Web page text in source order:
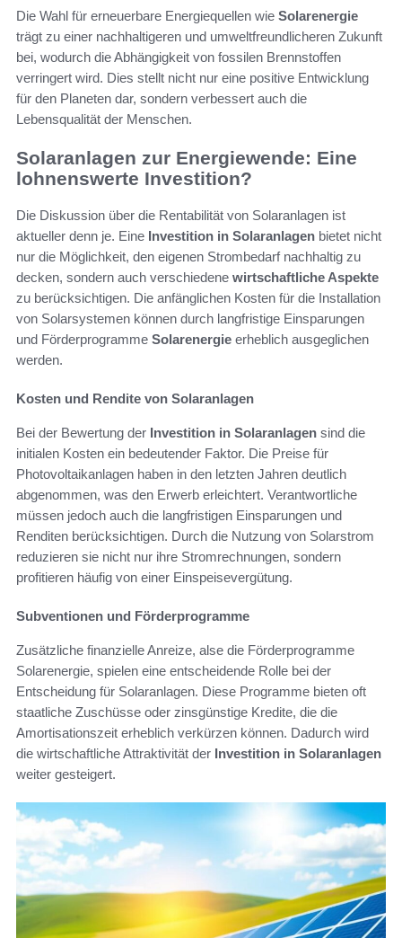
Die Wahl für erneuerbare Energiequellen wie Solarenergie
trägt zu einer nachhaltigeren und umweltfreundlicheren Zukunft
bei, wodurch die Abhängigkeit von fossilen Brennstoffen
verringert wird. Dies stellt nicht nur eine positive Entwicklung
für den Planeten dar, sondern verbessert auch die
Lebensqualität der Menschen.
Solaranlagen zur Energiewende: Eine
lohnenswerte Investition?
Die Diskussion über die Rentabilität von Solaranlagen ist
aktueller denn je. Eine Investition in Solaranlagen bietet nicht
nur die Möglichkeit, den eigenen Strombedarf nachhaltig zu
decken, sondern auch verschiedene wirtschaftliche Aspekte
zu berücksichtigen. Die anfänglichen Kosten für die Installation
von Solarsystemen können durch langfristige Einsparungen
und Förderprogramme Solarenergie erheblich ausgeglichen
werden.
Kosten und Rendite von Solaranlagen
Bei der Bewertung der Investition in Solaranlagen sind die
initialen Kosten ein bedeutender Faktor. Die Preise für
Photovoltaikanlagen haben in den letzten Jahren deutlich
abgenommen, was den Erwerb erleichtert. Verantwortliche
müssen jedoch auch die langfristigen Einsparungen und
Renditen berücksichtigen. Durch die Nutzung von Solarstrom
reduzieren sie nicht nur ihre Stromrechnungen, sondern
profitieren häufig von einer Einspeisevergütung.
Subventionen und Förderprogramme
Zusätzliche finanzielle Anreize, alse die Förderprogramme
Solarenergie, spielen eine entscheidende Rolle bei der
Entscheidung für Solaranlagen. Diese Programme bieten oft
staatliche Zuschüsse oder zinsgünstige Kredite, die die
Amortisationszeit erheblich verkürzen können. Dadurch wird
die wirtschaftliche Attraktivität der Investition in Solaranlagen
weiter gesteigert.